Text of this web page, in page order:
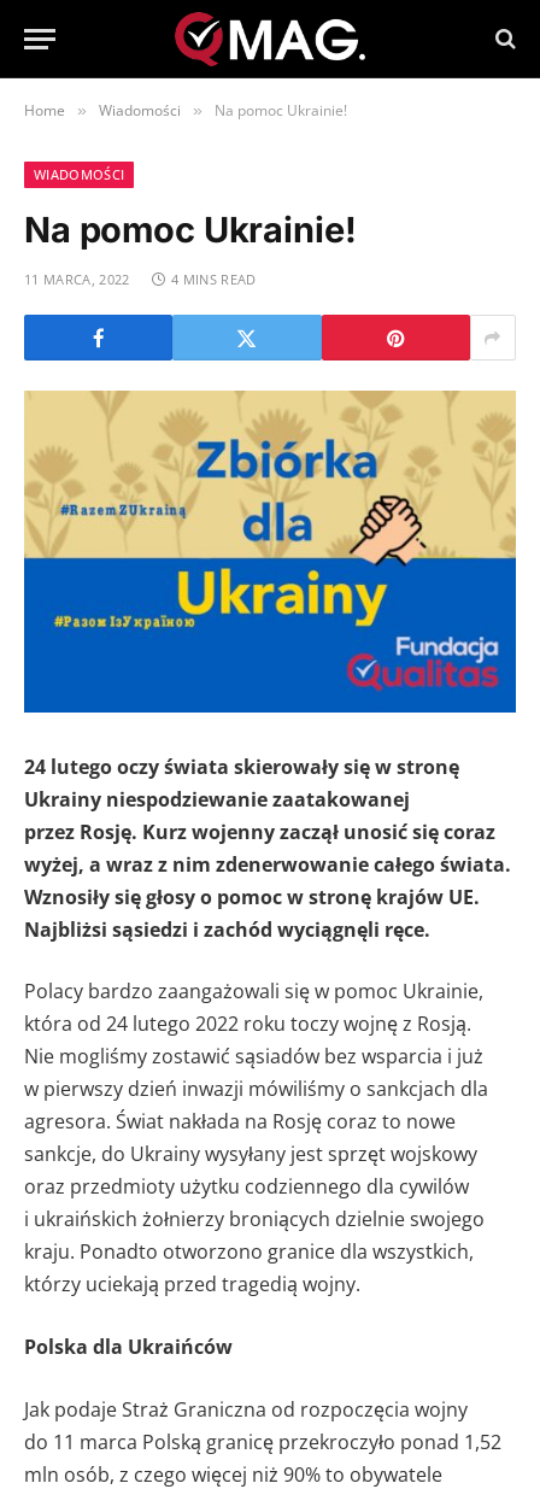
Home » Wiadomości » Na pomoc Ukrainie!
WIADOMOŚCI
Na pomoc Ukrainie!
11 MARCA, 2022 4 MINS READ
24 lutego oczy świata skierowały się w stronę
Ukrainy niespodziewanie zaatakowanej
przez Rosję. Kurz wojenny zaczął unosić się coraz
wyżej, a wraz z nim zdenerwowanie całego świata.
Wznosiły się głosy o pomoc w stronę krajów UE.
Najbliżsi sąsiedzi i zachód wyciągnęli ręce.
Polacy bardzo zaangażowali się w pomoc Ukrainie,
która od 24 lutego 2022 roku toczy wojnę z Rosją.
Nie mogliśmy zostawić sąsiadów bez wsparcia i już
w pierwszy dzień inwazji mówiliśmy o sankcjach dla
agresora. Świat nakłada na Rosję coraz to nowe
sankcje, do Ukrainy wysyłany jest sprzęt wojskowy
oraz przedmioty użytku codziennego dla cywilów
i ukraińskich żołnierzy broniących dzielnie swojego
kraju. Ponadto otworzono granice dla wszystkich,
którzy uciekają przed tragedią wojny.
Polska dla Ukraińców
Jak podaje Straż Graniczna od rozpoczęcia wojny
do 11 marca Polską granicę przekroczyło ponad 1,52
mln osób, z czego więcej niż 90% to obywatele